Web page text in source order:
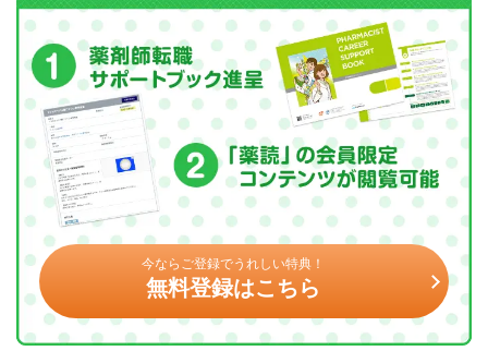
今ならご登録でうれしい特典！
無料登録はこちら